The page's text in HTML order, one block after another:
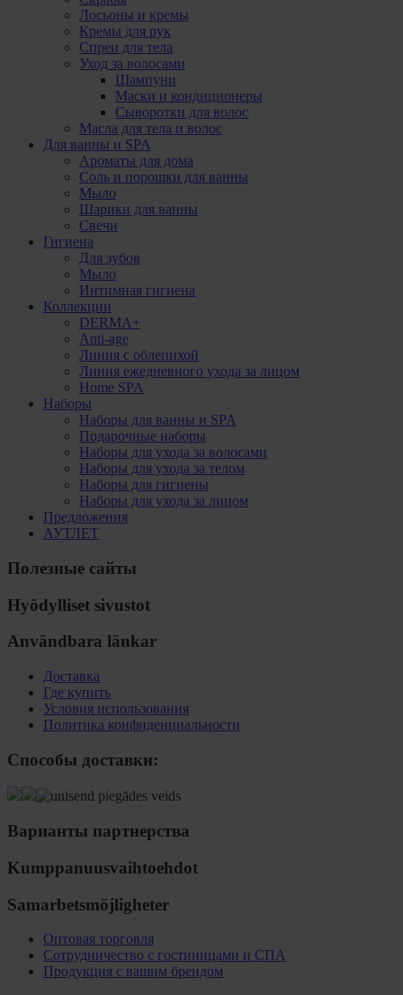
Лосьоны и кремы
Кремы для рук
Спреи для тела
Уход за волосами
Шампуни
Маски и кондиционеры
Сыворотки для волос
Масла для тела и волос
Для ванны и SPA
Ароматы для дома
Соль и порошки для ванны
Мыло
Шарики для ванны
Свечи
Гигиена
Для зубов
Мыло
Интимная гигиена
Коллекции
DERMA+
Anti-age
Линия с облепихой
Линия ежедневного ухода за лицом
Home SPA
Наборы
Наборы для ванны и SPA
Подарочные наборы
Наборы для ухода за волосами
Наборы для ухода за телом
Наборы для гигиены
Наборы для ухода за лицом
Предложения
АУТЛЕТ
Полезные сайты
Hyödylliset sivustot
Användbara länkar
Доставка
Где купить
Условия использования
Политика конфиденциальности
Способы доставки:
Варианты партнерства
Kumppanuusvaihtoehdot
Samarbetsmöjligheter
Оптовая торговля
Сотрудничество с гостиницами и СПА
Продукция с вашим брендом